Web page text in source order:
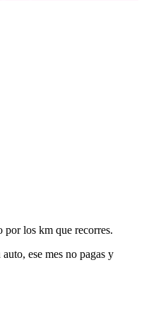
por los km que recorres.
ese mes no pagas y